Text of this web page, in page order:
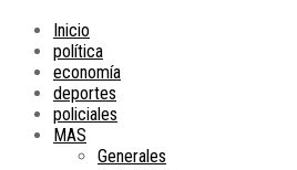
Inicio
política
economía
deportes
policiales
MAS
Generales